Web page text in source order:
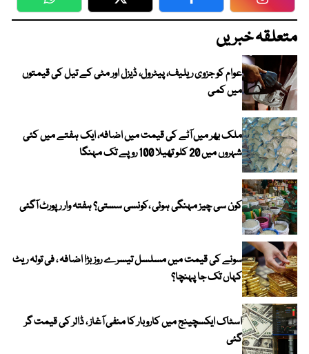
WhatsApp Twitter Facebook
متعلقہ خبریں
عوام کو جزوی ریلیف، پیٹرول، ڈیزل اور مٹی کے تیل کی قیمتوں
میں کمی
ملک بھر میں آٹے کی قیمت میں اضافہ، ایک ہفتے میں کئی
شہروں میں 20 کلو تھیلا 100 روپے تک مہنگا
کون سی چیز مہنگی ہوئی ،کونسی سستی؟ ہفتہ وار رپورٹ آگئی
سونے کی قیمت میں مسلسل تیسرے روز بڑا اضافہ ، فی تولہ ریٹ
کہاں تک جا پہنچا؟
اسٹاک ایکسچینج میں کاروبار کا منفی آغاز ، ڈالر کی قیمت گر
گئی